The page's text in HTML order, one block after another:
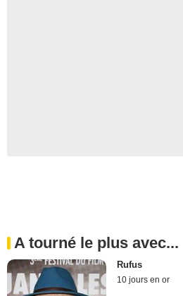
A tourné le plus avec...
Rufus
10 jours en or